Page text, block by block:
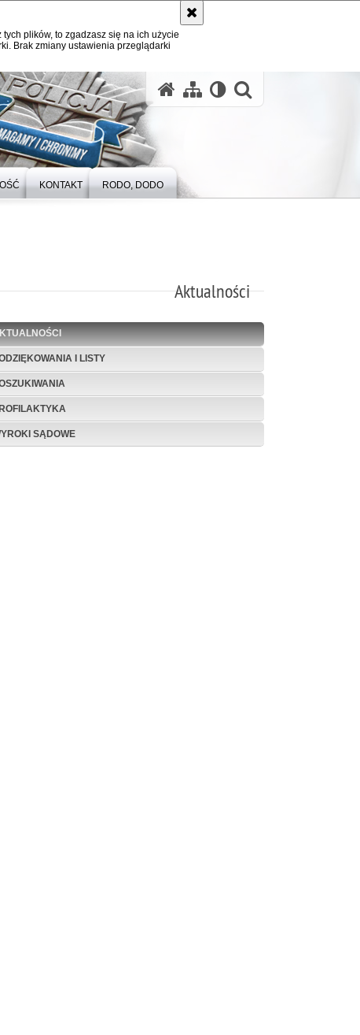
plików, to zgadzasz się na ich użycie
Brak zmiany ustawienia przeglądarki
KONTAKT RODO, DODO
Aktualności
I LISTY
SĄDOWE